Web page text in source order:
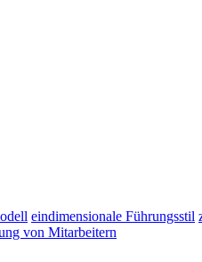
eindimensionale Führungsstil
von Mitarbeitern